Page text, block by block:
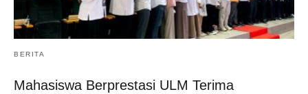
BERITA
Mahasiswa Berprestasi ULM Terima